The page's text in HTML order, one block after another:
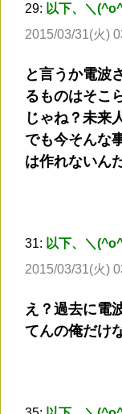
29: 以下、＼
2015/03/31(火)
と言うか電波
るものはそこ
じゃね？未来
でも今そんな
は作れないん
31: 以下、＼
2015/03/31(火)
え？過去に電
てんの俺だけ